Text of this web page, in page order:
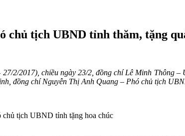
tịch UBND tỉnh thăm, tặng
2/2017), chiều ngày 23/2, đồng chí Lê Minh Thông
đồng chí Nguyễn Thị Anh Quang – Phó chủ tịch
tịch UBND tỉnh tặng hoa chúc